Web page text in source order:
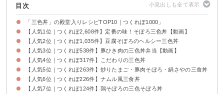
目次
「三色丼」の殿堂入りレシピTOP10｜つくれぽ1000」
【人気1位｜つくれぽ2,608件】定番の味！そぼろ三色丼【動画】
【人気2位｜つくれぽ1,035件】豆腐そぼろのヘルシー三色丼
【人気3位｜つくれぽ538件】豚ひき肉の三色丼弁当【動画】
【人気4位｜つくれぽ317件】こだわりの三色丼
【人気5位｜つくれぽ263件】炒りたまご・豚肉そぼろ・絹さやの三食丼
【人気6位｜つくれぽ226件】ナムル風三食丼
【人気7位｜つくれぽ124件】鶏そぼろの三色そぼろ丼